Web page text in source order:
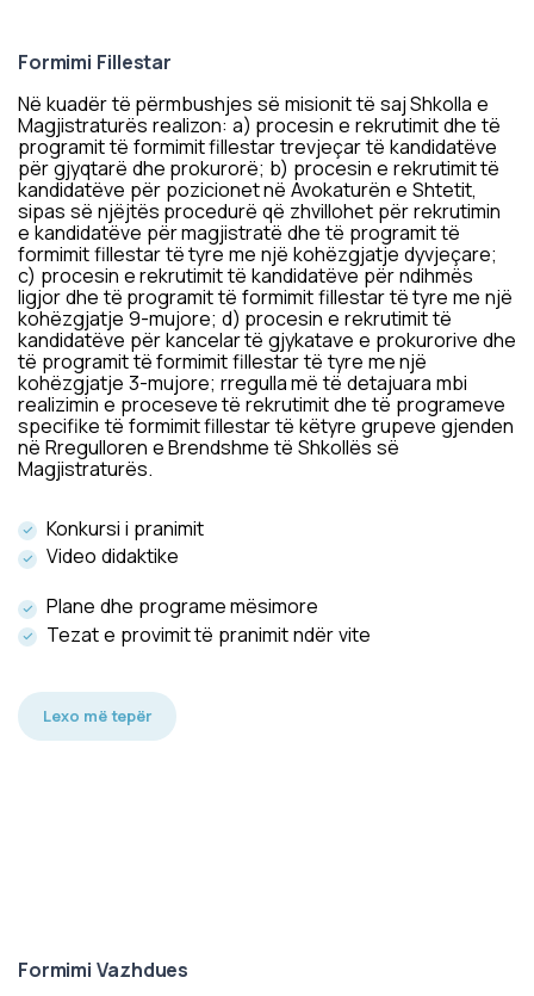
Formimi Fillestar
Në kuadër të përmbushjes së misionit të saj Shkolla e
Magjistraturës realizon: a) procesin e rekrutimit dhe të
programit të formimit fillestar trevjeçar të kandidatëve
për gjyqtarë dhe prokurorë; b) procesin e rekrutimit të
kandidatëve për pozicionet në Avokaturën e Shtetit,
sipas së njëjtës procedurë që zhvillohet për rekrutimin
e kandidatëve për magjistratë dhe të programit të
formimit fillestar të tyre me një kohëzgjatje dyvjeçare;
c) procesin e rekrutimit të kandidatëve për ndihmës
ligjor dhe të programit të formimit fillestar të tyre me një
kohëzgjatje 9-mujore; d) procesin e rekrutimit të
kandidatëve për kancelar të gjykatave e prokurorive dhe
të programit të formimit fillestar të tyre me një
kohëzgjatje 3-mujore; rregulla më të detajuara mbi
realizimin e proceseve të rekrutimit dhe të programeve
specifike të formimit fillestar të këtyre grupeve gjenden
në Rregulloren e Brendshme të Shkollës së
Magjistraturës.
Konkursi i pranimit
Video didaktike
Plane dhe programe mësimore
Tezat e provimit të pranimit ndër vite
Lexo më tepër
Formimi Vazhdues